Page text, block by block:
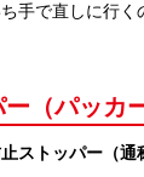
手で直しに行
（パッカ
止ストッパー（通